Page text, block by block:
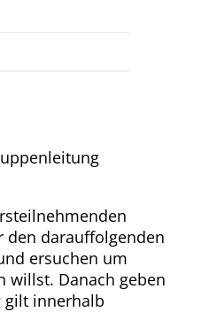
den darauffolgenden
ersuchen um
willst. Danach geben
gilt innerhalb